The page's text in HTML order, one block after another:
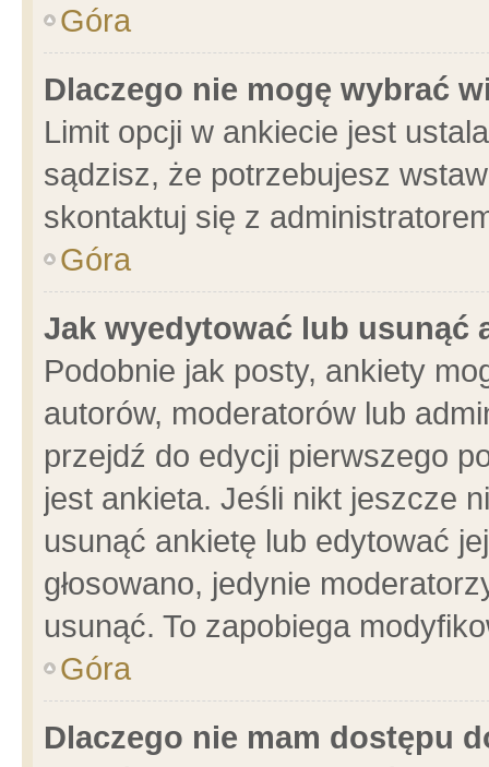
Góra
Dlaczego nie mogę wybrać
Limit opcji w ankiecie jest
sądzisz, że potrzebujesz
skontaktuj się z
Góra
Jak wyedytować lub usunąć
Podobnie jak posty, ankiety
autorów, moderatorów lub
przejdź do edycji pierwszego
jest ankieta. Jeśli nikt jeszcze
usunąć ankietę lub edytować
głosowano, jedynie
usunąć. To zapobiega
Góra
Dlaczego nie mam dostępu